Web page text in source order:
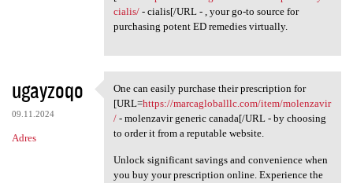
cialis/- cialis[/URL - , your go-to source for
purchasing potent ED remedies virtually.
ugayzoqo
09.11.2024
Adres
One can easily purchase their
One can easily purchase their prescription for
[URL=https://marcagloballlc.com/item/molenzavir
/- molenzavir generic canada[/URL - by choosing
to order it from a reputable website.
Unlock significant savings and convenience when
you buy your prescription online. Experience the